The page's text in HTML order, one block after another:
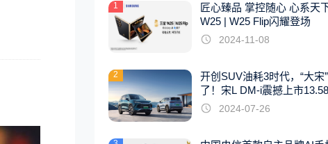
1
匠心臻品 掌控随心 心系天
W25 | W25 Flip闪耀登场
2024-11-08
2
开创SUV油耗3时代，“大宋
了！宋L DM-i震撼上市
起
2024-07-26